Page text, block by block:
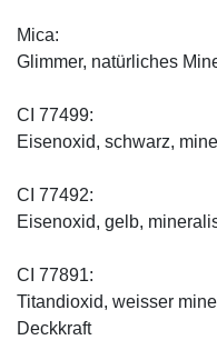
Mica:
Glimmer, natürliches
CI 77499:
Eisenoxid, schwarz,
CI 77492:
Eisenoxid, gelb,
CI 77891:
Titandioxid, weisser
Deckkraft